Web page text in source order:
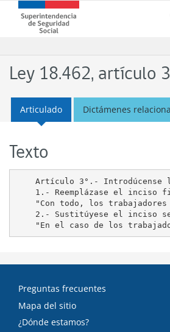
contenido
Superintendencia
de
(SUSESO)
-
de
Chile
Ley 18.462, artículo 3
Articulado Dictámenes
Texto
Artículo 3°.- Introdúcense
1.- Reemplázase el inciso
"Con todo, los
2.- Sustitúyese el inciso
Preguntas frecuentes
Mapa del sitio
¿Dónde estamos?